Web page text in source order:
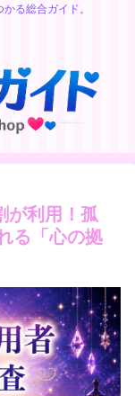
る総合ガイド。
が利用！孤
る「心の拠